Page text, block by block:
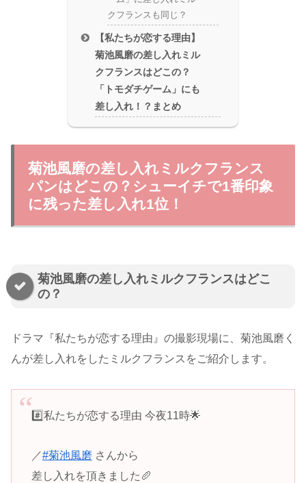
クフランスも同じ？
【私たちが恋する理由】
菊池風磨の差し入れミル
クフランスはどこの？
「トモダチゲーム」にも
差し入れ！？まとめ
菊池風磨の差し入れミルクフランス
パンはどこの？シューイチで1番印象
に残った差し入れ1位！
菊池風磨の差し入れミルクフランスはどこ
の？
ドラマ『私たちが恋する理由』の撮影現場に、菊池風磨く
んが差し入れをしたミルクフランスをご紹介します。
#️⃣私たちが恋する理由 今夜11時🌟
／#菊池風磨 さんから
差し入れを頂きました🥖